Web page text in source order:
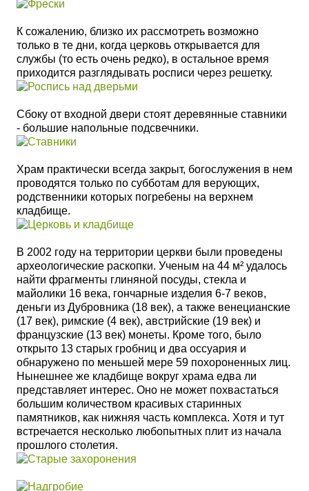
К сожалению, близко их рассмотреть возможно
только в те дни, когда церковь открывается для
службы (то есть очень редко), в остальное время
приходится разглядывать росписи через решетку.
Сбоку от входной двери стоят деревянные ставники
- большие напольные подсвечники.
Храм практически всегда закрыт, богослужения в нем
проводятся только по субботам для верующих,
родственники которых погребены на верхнем
кладбище.
В 2002 году на территории церкви были проведены
археологические раскопки. Ученым на 44 м² удалось
найти фрагменты глиняной посуды, стекла и
майолики 16 века, гончарные изделия 6-7 веков,
деньги из Дубровника (18 век), а также венецианские
(17 век), римские (4 век), австрийские (19 век) и
французские (13 век) монеты. Кроме того, было
открыто 13 старых гробниц и два оссуария и
обнаружено по меньшей мере 59 похороненных лиц.
Нынешнее же кладбище вокруг храма едва ли
представляет интерес. Оно не может похвастаться
большим количеством красивых старинных
памятников, как нижняя часть комплекса. Хотя и тут
встречается несколько любопытных плит из начала
прошлого столетия.